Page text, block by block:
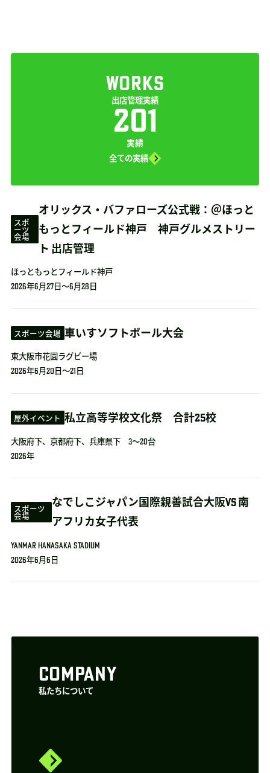
WORKS
出店管理実績
201
実績
全ての実績
スポ
ーツ
会場
オリックス・バファローズ公式戦：＠ほっと
もっとフィールド神戸 神戸グルメストリー
ト 出店管理
ほっともっとフィールド神戸
2026年6月27日～6月28日
スポーツ会場 車いすソフトボール大会
東大阪市花園ラグビー場
2026年6月20日～21日
屋外イベント 私立高等学校文化祭 合計25校
大阪府下、京都府下、兵庫県下 3～20台
2026年
スポーツ
会場
なでしこジャパン国際親善試合大阪VS 南
アフリカ女子代表
YANMAR HANASAKA STADIUM
2026年6月6日
COMPANY
私たちについて